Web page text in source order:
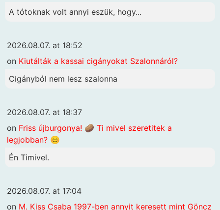
A tótoknak volt annyi eszük, hogy...
2026.08.07. at 18:52
on Kiutálták a kassai cigányokat Szalonnáról?
Cigányból nem lesz szalonna
2026.08.07. at 18:37
on Friss újburgonya! 🥔 Ti mivel szeretitek a
legjobban? 😊
Én Timivel.
2026.08.07. at 17:04
on M. Kiss Csaba 1997-ben annyit keresett mint Göncz